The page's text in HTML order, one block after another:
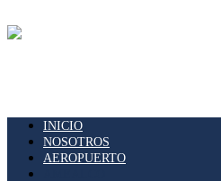
INICIO
NOSOTROS
AEROPUERTO